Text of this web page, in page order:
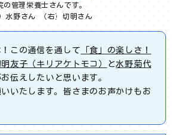
の管理栄養士さんです。
）水野さん （右）切明さん
この通信を通して
「食」の楽しさ！
友子（キリアケトモコ） と水野菊代
お伝えしたいと思います。
いたします。皆さまのお声かけもお